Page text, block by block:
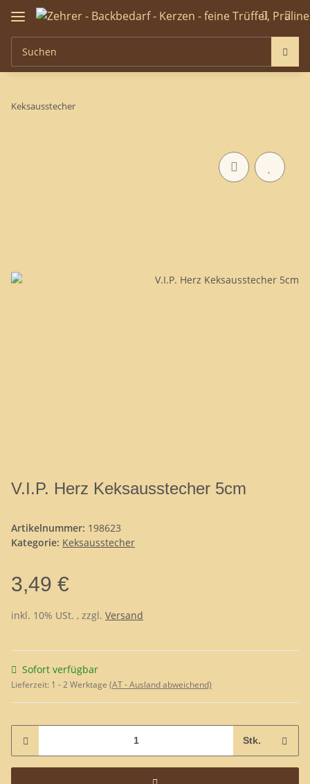
Keksausstecher
V.I.P. Herz Keksausstecher 5cm
Artikelnummer: 198623
Kategorie: Keksausstecher
3,49 €
inkl. 10% USt. , zzgl. Versand
Sofort verfügbar
Lieferzeit: 1 - 2 Werktage (AT - Ausland abweichend)
Stk.